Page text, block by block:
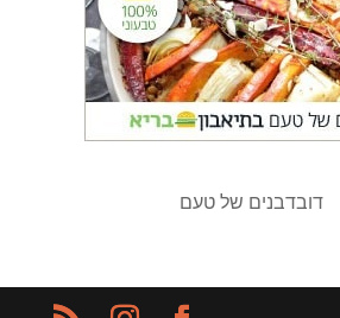
‏דובדבנים של טעם‏